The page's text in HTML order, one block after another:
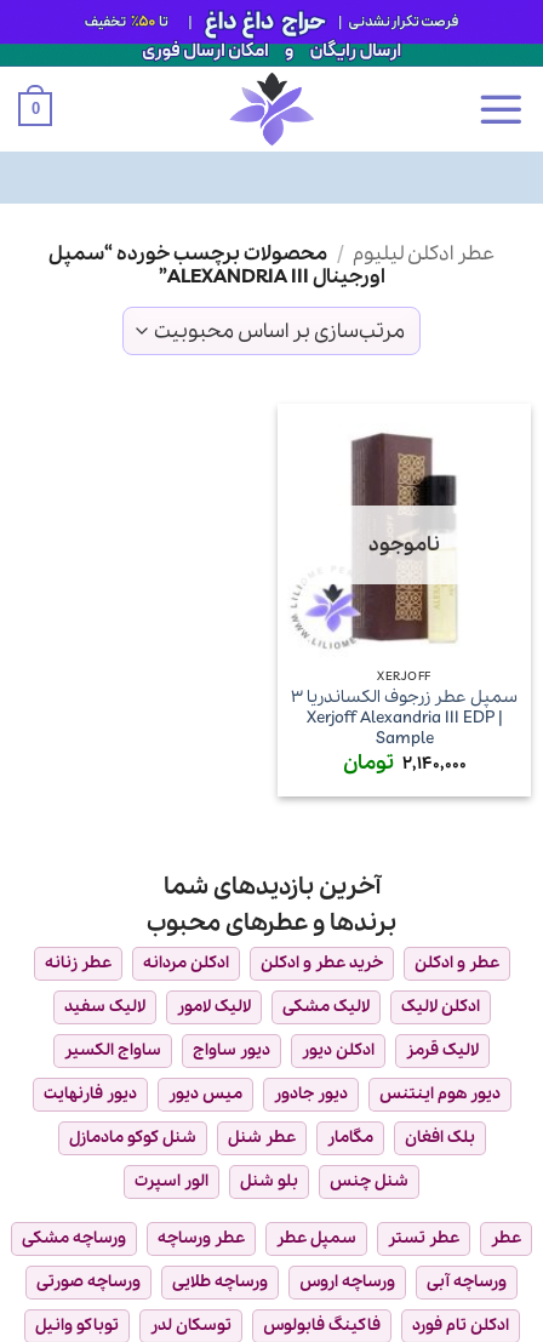
0
عطر ادکلن لیلیوم / محصولات برچسب خورده “سمپل
اورجینال ALEXANDRIA III”
ناموجود
XERJOFF
سمپل عطر زرجوف الکساندریا ۳
| Xerjoff Alexandria III EDP
Sample
2,140,000 تومان
آخرین بازدیدهای شما
برندها و عطرهای محبوب
عطر و ادکلن خرید عطر و ادکلن ادکلن مردانه
عطر زنانه
ادکلن لالیک
لالیک مشکی لالیک لامور
لالیک سفید
لالیک قرمز
ادکلن دیور دیور ساواج
ساواج الکسیر
دیور هوم اینتنس
دیور جادور میس دیور
دیور فارنهایت
بلک افغان
مگامار عطر شنل
شنل کوکو مادمازل
شنل چنس
بلو شنل الور اسپرت
عطر عطر تستر سمپل عطر عطر ورساچه
ورساچه مشکی
ورساچه آبی
ورساچه اروس ورساچه طلایی
ورساچه صورتی
ادکلن تام فورد
فاکینگ فابولوس توسکان لدر
توباکو وانیل